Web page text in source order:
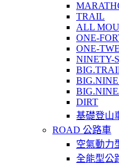
TRAIL
ALL
ONE-
ONE-
NINETY-
BIG.NINE
DIRT
基礎登山
ROAD 公路車
空氣動力
全能型公